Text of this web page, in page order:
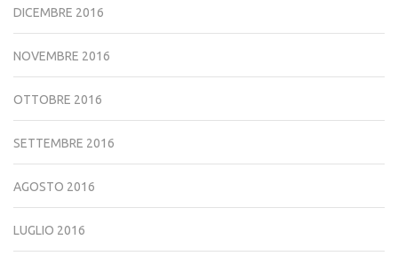
DICEMBRE 2016
NOVEMBRE 2016
OTTOBRE 2016
SETTEMBRE 2016
AGOSTO 2016
LUGLIO 2016